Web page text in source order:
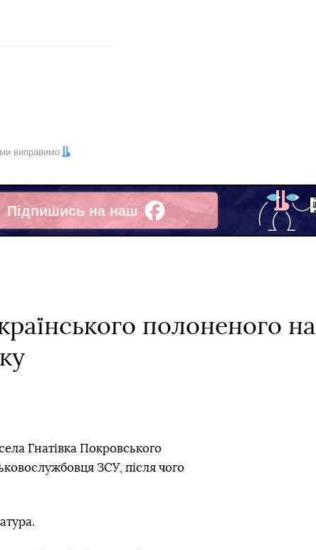
виправимо
Підпишись на наш
Facebook
полоненого на
Гнатівка Покровського
ЗСУ, після чого